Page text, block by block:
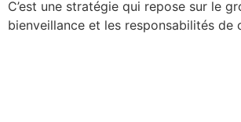
C’est une stratégie qui repose sur le
bienveillance et les responsabilités de